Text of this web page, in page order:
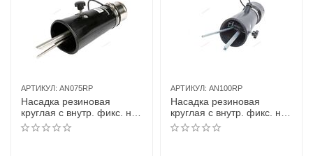
АРТИКУЛ: AN075RP
Насадка резиновая
круглая с внутр. фикс. на
шланг D=75мм
АРТИКУЛ: AN100RP
Насадка резиновая
круглая с внутр. фикс. на
шланг D=100мм